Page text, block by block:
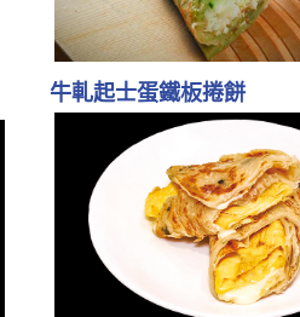
牛軋起士蛋鐵板捲餅